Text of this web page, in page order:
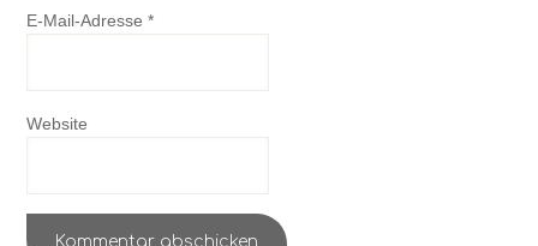
E-Mail-Adresse*
Website